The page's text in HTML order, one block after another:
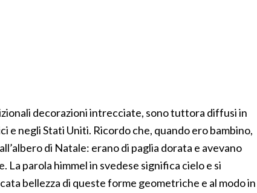
decorazioni intrecciate, sono tuttora diffusi in
e negli Stati Uniti. Ricordo che, quando ero bambino,
di Natale: erano di paglia dorata e avevano
La parola himmel in svedese significa cielo e si
bellezza di queste forme geometriche e al modo in